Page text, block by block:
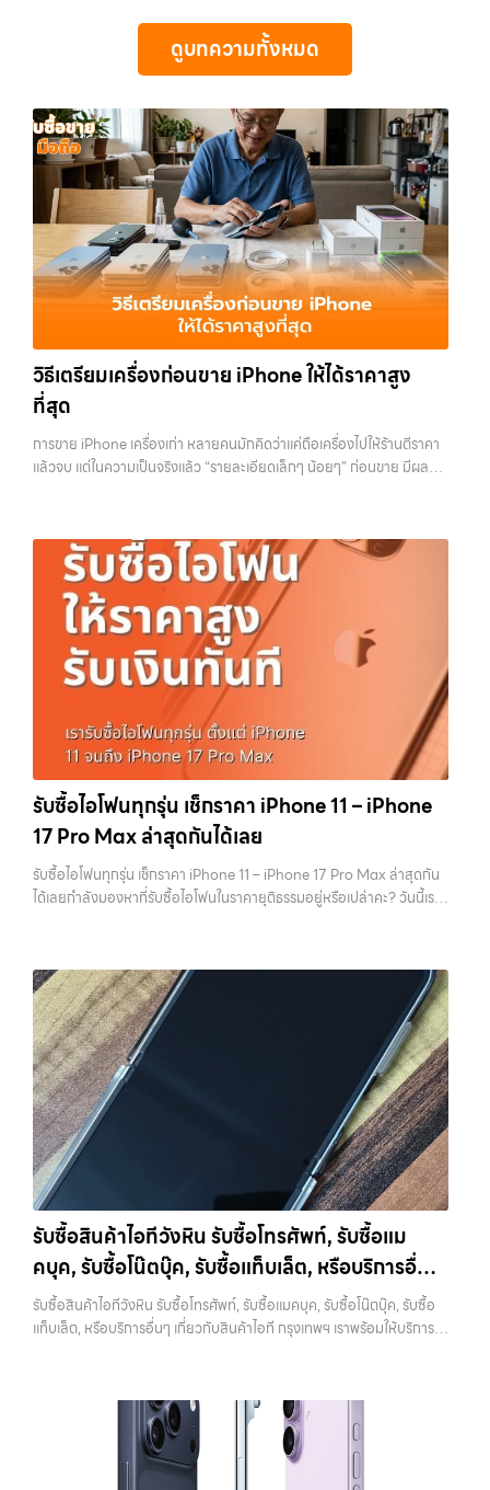
ซื้อแท็บเล็ต, หรือบริการอื่นๆ เกี่ยวกับสินค้าไอที กรุงเทพฯ – เราพร้อมให้
บริการครบวงจร บริการของเรา เราให้บริการแบบครบวงจรสำหรับลูกค้าที่
ต้องการขายอุปกรณ์ไอที ไม่ว่าจะเป็น:…
เน้น โปร่งใส มั่นใจได้ และจ่ายเงินทันทีเมื่อตกลงซื้อขายสำเร็จ บริการของเรา
ครอบคลุมทั้ง iPhone สายใหม่-เก่า, Samsung ทุกรุ่น, iPad และแท็บเล็ต
ทุกแบรนด์ เรารับถึงแม้จะอยู่ในสภาพใช้งานแล้ว ตกแต่งแล้ว หรือมีรอยบ้าง
เพราะมูลค่าของเครื่องไม่ได้ขึ้นอยู่แค่ยี่ห้อ แต่ขึ้นอยู่กับสภาพจริง ความครบ
ชุด และความสะดวกในการขายของคุณ เราจึงตั้งใจให้บริการในเขต
ลาดพร้าว, รัชดา, บางรัก, แจ้งวัฒนะ, บางแค, วัชรพล, รามอินทรา, บางนา,
บางพลี, เกษตรนวมินทร์, เสนานิคม, วังหิน อย่างเต็มที่ ไม่ว่าคุณจะค้นหาคำ
ว่า “รับซื้อมือถือใกล้ฉัน”, “รับซื้อโทรศัพท์มือสองกรุงเทพ”, “ขาย iPad ได้
ราคา”, “รับซื้อแท็บเล็ต กรุงเทพถึงที่”, หรือ “รับซื้อ Samsung มือสอง
ราคาสูง” — ที่นี่คือคำตอบ เพราะบริการของเรามุ่งตรงให้คุณได้รับราคาและ
ความสะดวกสบายที่เหนือกว่า เลือกเราแล้วคุณจะได้บริการที่คุณไว้วางใจ
พร้อมทีมงานที่พร้อมอำนวยความสะดวก นัดรับถึงที่ ตรวจสภาพอย่างมือ
อาชีพ และจ่ายเงินทันที ทั้งหมดนี้เพื่อให้การขายอุปกรณ์ของคุณเป็นเรื่อง
ง่ายขึ้น ดีกว่า รวดเร็วกว่า และคุ้มค่ากว่า ทำไมต้องเลือกเรา ผู้เชี่ยวชาญด้าน
การให้บริการ รับซื้อมือถือ iPhone, Samsung, ไอแพด แท็บเล็ตทุกยี่ห้อ ใน
ราคาสูง พร้อมจ่ายเงินทันที โดยเน้นบริการในพื้นที่ ลาดพร้าว, รัชดา,
บางรัก, แจ้งวัฒนะ, บางแค, วัชรพล, รามอินทรา, รวมถึง บางนา, บางพลี,
เกษตรนวมินทร์, เสนานิคม, วังหินไม่ว่าคุณจะต้องการ รับซื้อโทรศัพท์, รับ
ซื้อแมคบุค, รับซื้อโน๊ตบุ๊ค, รับซื้อแท็บเล็ต, หรือบริการอื่นๆ เกี่ยวกับสินค้า
ไอที กรุงเทพฯ – เราพร้อมให้บริการครบวงจร บริการของเรา เราให้บริการ
มือถือ หรือ รับซื้อแท็บเล็ต บริการครอบคลุมทั่วกรุงเทพ และพื้นที่ใกล้เคียง
รับซื้อไอโฟนลาดพร้าว เรามีบริการ รับซื้อแมคบุค,รับซื้อโน๊ตบุ๊ค,รับซื้อไอ
โฟน, รับซื้อไอแพด, รับซื้อมือถือ หรือ รับซื้อแท็บเล็ต บริการครอบคลุมทั่ว
จ่ายเงินทันที ประสบการณ์เหนือระดับกับการ รับซื้อไอโฟน, รับซื้อไอ
แพด, รับซื้อมือถือ ยินดีต้อนรับสู่ “รับซื้อขายมือถือ.com” เว็บไซต์ที่คุณไว้
วางใจได้ สำหรับบริการ รับซื้อ มือถือ iPhone, Samsung, iPad, แท็บเล็ต
ทุกยี่ห้อ ให้ราคาสูง พร้อมจ่ายเงินทันที ครอบคลุมพื้นที่ ลาดพร้าว, รัชดา,
บางรัก, แจ้งวัฒนะ, บางแค, วัชรพล, รามอินทรา และเขตกรุงเทพฯ ใกล้ “ใกล้
ฉัน” ที่สุด ในยุคที่สมาร์ทโฟน แท็บเล็ต และอุปกรณ์ไอทีใหม่ๆ เปลี่ยนรุ่นกัน
แทบทุกช่วงเวลา อุปกรณ์ที่คุณใช้แล้วอาจกลายเป็นของที่ไม่ได้ใช้งานอยู่
เฉยๆ เว็บไซต์ของเราจึงเกิดขึ้นเพื่อเป็นทางเลือกให้คุณสามารถเปลี่ยน
อุปกรณ์ที่ไม่ใช้แล้วให้กลายเป็นเงินสดได้ทันที ด้วยบริการ รับซื้อไอโฟน, รับ
ซื้อไอแพด, รับซื้อมือถือ, รับซื้อโทรศัพท์, รับซื้อโน๊ตบุ๊ค, รับซื้อแท็บเล็ต, รับ
ซื้อสินค้าไอทีกรุงเทพมหานคร อย่างครบวงจร ไม่ว่าคุณจะอยู่โซนเมืองหรือ
เขตชานเมือง เรามีทีมงานพร้อมให้บริการถึงที่ในพื้นที่ “ใกล้ ฉัน” เพื่อความ
สะดวกและรวดเร็วที่สุด ที่ “รับซื้อขายมือถือ.com” เราเข้าใจดีว่าอุปกรณ์
แต่ละชิ้นไม่ใช่แค่เครื่องใช้ไฟฟ้า แต่เป็นทรัพย์สินที่มีมูลค่า คุณอาจต้องการ
เปลี่ยนรุ่น หรือต้องการเงินด่วน เราจึงมอบบริการประเมินสภาพเครื่อง ฟรี
ปราบปรามความยุ่งยากทั้งหลาย โดยเน้น โปร่งใส มั่นใจได้ และจ่ายเงินทันที
ใช้งานแล้ว ตกแต่งแล้ว หรือมีรอยบ้าง เพราะมูลค่าของเครื่องไม่ได้ขึ้นอยู่แค่
ยี่ห้อ แต่ขึ้นอยู่กับสภาพจริง ความครบชุด และความสะดวกในการขายของ
คุณ เราจึงตั้งใจให้บริการในเขต ลาดพร้าว, รัชดา, บางรัก, แจ้งวัฒนะ,
บางแค, วัชรพล, รามอินทรา, บางนา, บางพลี, เกษตรนวมินทร์, เสนานิคม,
วังหิน อย่างเต็มที่ ไม่ว่าคุณจะค้นหาคำว่า “รับซื้อมือถือใกล้ฉัน”, “รับซื้อ
โทรศัพท์มือสองกรุงเทพ”, “ขาย iPad ได้ราคา”, “รับซื้อแท็บเล็ต กรุงเทพ
ถึงที่”, หรือ “รับซื้อ Samsung มือสอง ราคาสูง” — ที่นี่คือคำตอบ เพราะ
บริการของเรามุ่งตรงให้คุณได้รับราคาและความสะดวกสบายที่เหนือกว่า
เลือกเราแล้วคุณจะได้บริการที่คุณไว้วางใจ พร้อมทีมงานที่พร้อมอำนวย
ความสะดวก นัดรับถึงที่ ตรวจสภาพอย่างมืออาชีพ และจ่ายเงินทันที
ทั้งหมดนี้เพื่อให้การขายอุปกรณ์ของคุณเป็นเรื่องง่ายขึ้น ดีกว่า รวดเร็วกว่า
และคุ้มค่ากว่า ทำไมต้องเลือกเรา ผู้เชี่ยวชาญด้านการให้บริการ รับซื้อมือถือ
iPhone, Samsung, ไอแพด แท็บเล็ตทุกยี่ห้อ ในราคาสูง พร้อมจ่ายเงิน
ทันที โดยเน้นบริการในพื้นที่ ลาดพร้าว, รัชดา, บางรัก, แจ้งวัฒนะ, บางแค,
วัชรพล, รามอินทรา, รวมถึง บางนา, บางพลี, เกษตรนวมินทร์, เสนานิคม,
วังหินไม่ว่าคุณจะต้องการ รับซื้อโทรศัพท์, รับซื้อแมคบุค, รับซื้อโน๊ตบุ๊ค, รับ
ซื้อแท็บเล็ต, หรือบริการอื่นๆ เกี่ยวกับสินค้าไอที กรุงเทพฯ – เราพร้อมให้
ดูบทความทั้งหมด
วิธีเตรียมเครื่องก่อนขาย iPhone ให้ได้ราคาสูง
ที่สุด
การขาย iPhone เครื่องเก่า หลายคนมักคิดว่าแค่ถือเครื่องไปให้ร้านตีราคา
แล้วจบ แต่ในความเป็นจริงแล้ว “รายละเอียดเล็กๆ น้อยๆ” ก่อนขาย มีผลต่อ
เครื่องก่อนขาย บทความนี้จะพาไปดูวิธีเตรียม iPhone แบบครบทุกขั้นตอน
ตั้งแต่เรื่องพื้นฐานไปจนถึงเทคนิคที่ช่วยเพิ่มมูลค่าเครื่องแบบที่หลายคนมอง
ข้าม หากทำครบทุกข้อ โอกาสที่จะได้ราคาดีขึ้นมีสูงอย่างชัดเจน ทำไมการเต
รียมเครื่องถึงสำคัญ ก่อนจะไปดูวิธี เราต้องเข้าใจก่อนว่าทำไมร้านรับซื้อถึง
ให้ความสำคัญกับรายละเอียดเหล่านี้ สำหรับร้านหรือผู้รับซื้อ iPhone สิ่งที่
เขามองคือ “ความพร้อมในการขายต่อ” หากเครื่องที่รับมาสามารถนำไปขาย
ต่อได้ทันทีโดยไม่ต้องเสียเวลาแก้ไข ไม่ต้องลบข้อมูล ไม่ต้องซ่อมเพิ่ม ความ
เสี่ยงก็จะต่ำลง และนั่นทำให้เขากล้ารับในราคาที่สูงขึ้น ในทางกลับกัน ถ้า
เครื่องยังมีข้อมูลค้างอยู่ ติด iCloud หรือสภาพดูไม่เรียบร้อย ร้านจะต้อง
เสียเวลาและต้นทุนเพิ่ม สิ่งเหล่านี้จะถูกนำไปหักออกจากราคาที่เสนอให้กับ
คุณโดยตรง 1. สำรองข้อมูลให้เรียบร้อยก่อนล้างเครื่อง ขั้นตอนแรกที่ควร
ทำเสมอคือการสำรองข้อมูล เพราะหลังจากล้างเครื่องแล้ว ข้อมูลทั้งหมดจะ
ไม่สามารถกู้คืนได้อีก ไม่ว่าจะเป็นรูปภาพ รายชื่อ เบอร์โทร หรือแชทต่างๆ
หลายคนมักรีบล้างเครื่องเพราะอยากขายเร็ว แต่สุดท้ายต้องกลับมาเสีย
พลาดที่ไม่ควรเกิดขึ้นเลย คุณสามารถสำรองข้อมูลได้ผ่าน iCloud หรือผ่าน
คอมพิวเตอร์ก็ได้ หากต้องการความสะดวก iCloud จะเป็นตัวเลือกที่ง่าย
คิดว่าเรียบร้อย เพราะถ้าพลาดขึ้นมา จะไม่สามารถย้อนกลับไปแก้ไขได้อีก 2.
ออกจาก iCloud และ Apple ID ให้สมบูรณ์ ขั้นตอนนี้ถือว่าสำคัญที่สุดใน
การขาย iPhone หากยังมี Apple ID อยู่ในเครื่อง จะทำให้เกิดสิ่งที่เรียกว่า
Activation Lock ซึ่งทำให้ไม่สามารถใช้งานเครื่องต่อได้ ในมุมของร้านรับ
ซื้อ เครื่องที่ติด iCloud มีความเสี่ยงสูง เพราะไม่สามารถนำไปขายต่อได้
ทันที บางร้านอาจไม่รับซื้อเลย หรือถ้ารับก็จะกดราคาลงอย่างมาก การออก
จาก iCloud ทำได้ไม่ยาก เพียงเข้าไปที่การตั้งค่า กดชื่อบัญชีของตัวเอง
แล้วเลือกออกจากระบบ จากนั้นใส่รหัสผ่านเพื่อยืนยัน หลังจากออกแล้ว
ควรตรวจสอบอีกครั้งว่าหน้า Settings ไม่มีชื่อบัญชีของคุณเหลืออยู่ เพื่อ
ให้มั่นใจว่าเครื่องพร้อมสำหรับผู้ใช้งานใหม่จริงๆ 3. รีเซ็ตเครื่องให้เหมือน
เครื่องใหม่ เมื่อสำรองข้อมูลและออกจาก iCloud เรียบร้อยแล้ว ขั้นตอนต่อ
ไปคือการรีเซ็ตเครื่องให้เป็นค่าเริ่มต้นจากโรงงาน การรีเซ็ตจะช่วยลบข้อมูล
ทั้งหมดออกจากเครื่อง ทำให้เครื่องอยู่ในสภาพเหมือนใหม่ ซึ่งเป็นสิ่งที่ผู้ซื้อ
หรือร้านต้องการมากที่สุด เพราะสามารถนำไปใช้งานต่อได้ทันที ขั้นตอนนี้ยัง
ช่วยสร้างความมั่นใจให้กับผู้รับซื้อว่าไม่มีข้อมูลส่วนตัวหลงเหลืออยู่ ลด
ความกังวลในเรื่องความปลอดภัย ควรระวังว่าการรีเซ็ตควรทำหลังจาก
ออก iCloud แล้วเท่านั้น หากทำสลับขั้นตอน อาจทำให้เครื่องติดล็อกและ
และได้รับการดูแลมาอย่างดี มักจะได้ราคาดีกว่าเครื่องที่มีคราบหรือฝุ่นสะสม
การทำความสะอาดไม่จำเป็นต้องใช้อุปกรณ์พิเศษ เพียงใช้ผ้านุ่มเช็ดหน้าจอ
เช็ดตัวเครื่อง และทำความสะอาดบริเวณเล็กๆ เช่น ช่องลำโพงหรือพอร์ต
ชาร์จ ก็เพียงพอแล้ว หากเป็นการขายผ่านออนไลน์ ภาพถ่ายก็มีผลอย่าง
รับซื้อไอโฟนทุกรุ่น เช็กราคา iPhone 11 – iPhone
17 Pro Max ล่าสุดกันได้เลย
รับซื้อไอโฟนทุกรุ่น เช็กราคา iPhone 11 – iPhone 17 Pro Max ล่าสุดกัน
ได้เลยกำลังมองหาที่รับซื้อไอโฟนในราคายุติธรรมอยู่หรือเปล่าคะ? วันนี้เรา
ราคาในตลาดมือสอง เรายังมีบริการที่รวดเร็ว และจ่ายเงินสดทันที ไม่มีค่า
ธรรมเนียมซ่อนเร้นค่ะ ทำไมต้องขายไอโฟนกับเรา?
รับซื้อทุกรุ่น ทุกสภาพ
- ไม่ว่าจะเป็นเครื่องใหม่ เครื่องใช้งาน หรือเครื่องที่มีตำหนิเล็กน้อย เรารับซื้อ
หมด
ราคายุติธรรม - ประเมินราคาตามสภาพเครื่องจริง ให้ราคาสูงถึง
70% ของราคาตลาดมือสอง
รวดเร็วทันใจ - ประเมินและจ่ายเงินทันที ไม่
ต้องรอนาน
ปลอดภัย 100% - มีหน้าร้านจริง บริการโปร่งใส ตรวจสอบ
ได้
รับซื้อถึงที่ - มีบริการรับซื้อถึงบ้านในกรุงเทพและปริมณฑลเช็กราคา
รับซื้อ iPhone แต่ละรุ่นมาดูกันว่าแต่ละรุ่นเรารับซื้อในราคาเท่าไหร่บ้าง
(ราคาอัพเดทล่าสุดเดือนพฤศจิกายน 2024)
iPhone 11 (ปี
2019)iPhone 11 เป็นรุ่นที่ได้รับความนิยมมากในตอนที่เปิดตัว มาพร้อม
กล้องคู่ ชิป A13 Bionic และหน้าจอ Liquid Retina ขนาด 6.1 นิ้ว แม้จะ
เป็นรุ่นที่ออกมาได้สักระยะแล้ว แต่ก็ยังใช้งานได้ดีและรองรับ iOS เวอร์ชัน
ล่าสุดราคารับซื้อ iPhone 11:iPhone 11 64GB รับซื้อได้ที่ 7,000 บาท
ราคาตลาดมือสอง: 10,000 บาทiPhone 11 128GB รับซื้อได้ที่ 8,400
บาทราคาตลาดมือสอง: 13,000 บาท
iPhone 11 Pro / Pro Max (ปี
2019)รุ่น Pro มาพร้อมกล้องสามตัว จอ Super Retina XDR และวัสดุส
15,000 บาทiPhone 11 Pro 128GB รับซื้อได้ที่ 11,900 บาทราคาตลาด
มือสอง: 17,000 บาทiPhone 11 Pro 256GB รับซื้อได้ที่ 13,300 บาท
ราคาตลาดมือสอง: 19,000 บาทราคารับซื้อ iPhone 11 Pro
Max:iPhone 11 Pro Max 64GB รับซื้อได้ที่ 12,600 บาทราคาตลาดมือ
รับซื้อสินค้าไอทีวังหิน รับซื้อโทรศัพท์, รับซื้อแม
คบุค, รับซื้อโน๊ตบุ๊ค, รับซื้อแท็บเล็ต, หรือบริการอื่นๆ
เกี่ยวกับสินค้าไอที กรุงเทพฯ เราพร้อมให้บริการครบ
วงจร
รับซื้อสินค้าไอทีวังหิน รับซื้อโทรศัพท์, รับซื้อแมคบุค, รับซื้อโน๊ตบุ๊ค, รับซื้อ
แท็บเล็ต, หรือบริการอื่นๆ เกี่ยวกับสินค้าไอที กรุงเทพฯ เราพร้อมให้บริการ
บางแค วัชรพล รามอินทรา รับซื้อสินค้าไอทีวังหิน — รับซื้อโทรศัพท์, รับซื้อ
แมคบุค, รับซื้อโน๊ตบุ๊ค, รับซื้อแท็บเล็ต, หรือบริการอื่นๆ เกี่ยวกับสินค้าไอที
กรุงเทพฯ เราพร้อมให้บริการครบวงจร รับซื้อสินค้าไอทีวังหิน รับซื้อ
โทรศัพท์, รับซื้อแมคบุค, รับซื้อโน๊ตบุ๊ค, รับซื้อแท็บเล็ต, หรือบริการอื่นๆ เกี่ยว